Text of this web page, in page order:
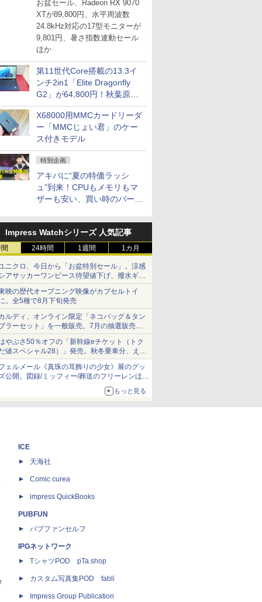
お盆セール、Radeon RX 9070
XTが89,800円、水平周波数
24.8kHz対応の17型モニターが
9,801円、暑さ指数連動セール
ほか
第11世代Core搭載の13.3イ
ンチ2in1「Elite Dragonfly
G2」が64,800円！秋葉原で
中古PCセール
X68000用MMCカードリーダ
ー「MMCじょい君」のケー
ス付きモデル
特別企画
アキバに“夏の特価ラッシ
ュ”到来！CPUもメモリもマ
ザーも安い、買い時のパーツ
Impress Watchシリーズ 人気記事
24時間 1週間 1カ月
ニクロ、今日から「お盆特別セール」。涼感
アサッカーワンピース待望値下げ、撥水ギア
ョーツは1990円に
映の歴代オープニング映像がカプセルトイ
。全5種で8月下旬発売
ルディ、オンライン限定「ネコバッグ＆タン
ラーセット」を一般販売。7月の抽選販売の
選無効分
やぶさ50％オフの「新幹線eチケット（トク
値スペシャル28）」発売。秋冬乗車分、えき
っと限定
ェルメール《真珠の耳飾りの少女》展のグッ
公開。図録/ミッフィー/葬送のフリーレンほ
もっと見る
ICE
天海社
Comic curea
impress QuickBooks
PUBFUN
パブファンセルフ
IPGネットワーク
TシャツPOD pTa.shop
カスタム写真集POD fabli
Impress Group Publication